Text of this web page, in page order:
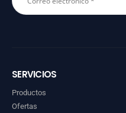
SERVICIOS
Productos
Ofertas